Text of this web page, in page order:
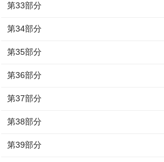
第33部分
第34部分
第35部分
第36部分
第37部分
第38部分
第39部分